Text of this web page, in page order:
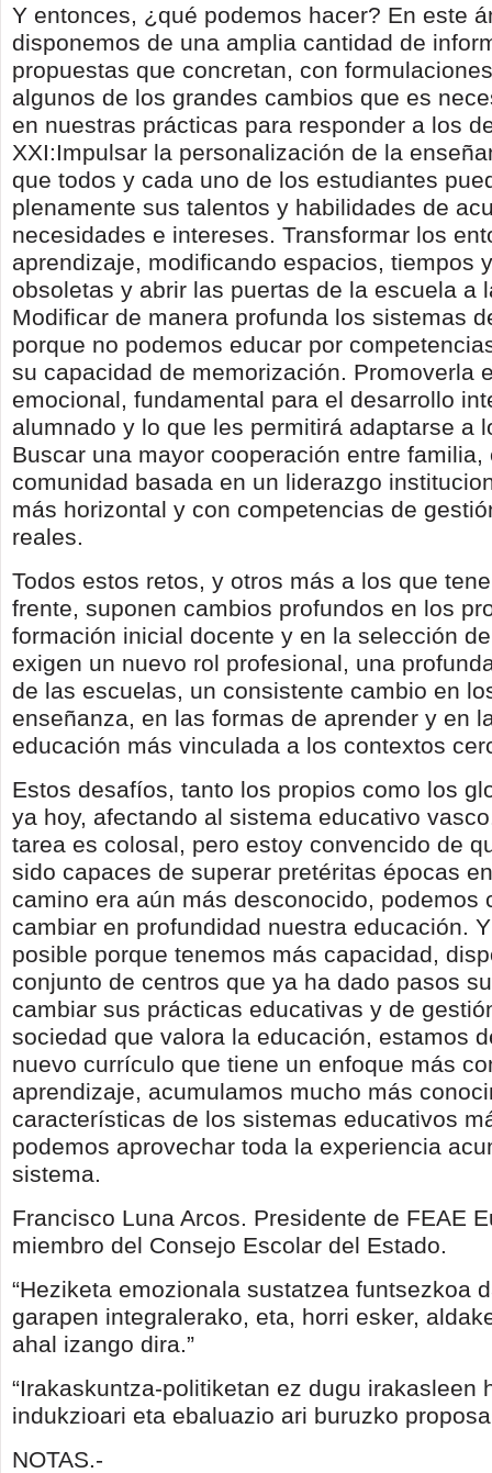
Y entonces, ¿qué podemos hacer? En este
disponemos de una amplia cantidad de
propuestas que concretan, con
algunos de los grandes cambios que es
en nuestras prácticas para responder a los
XXI:Impulsar la personalización de la
que todos y cada uno de los estudiantes
plenamente sus talentos y habilidades de
necesidades e intereses. Transformar los
aprendizaje, modificando espacios, tiempos
obsoletas y abrir las puertas de la escuela a
Modificar de manera profunda los sistemas
porque no podemos educar por
su capacidad de memorización. Promoverla
emocional, fundamental para el desarrollo
alumnado y lo que les permitirá adaptarse a
Buscar una mayor cooperación entre familia,
comunidad basada en un liderazgo
más horizontal y con competencias de
reales.
Todos estos retos, y otros más a los que
frente, suponen cambios profundos en los
formación inicial docente y en la selección
exigen un nuevo rol profesional, una
de las escuelas, un consistente cambio en
enseñanza, en las formas de aprender y en
educación más vinculada a los contextos
Estos desafíos, tanto los propios como los
ya hoy, afectando al sistema educativo
tarea es colosal, pero estoy convencido de
sido capaces de superar pretéritas épocas
camino era aún más desconocido, podemos
cambiar en profundidad nuestra educación.
posible porque tenemos más capacidad,
conjunto de centros que ya ha dado pasos
cambiar sus prácticas educativas y de
sociedad que valora la educación, estamos
nuevo currículo que tiene un enfoque más
aprendizaje, acumulamos mucho más
características de los sistemas educativos
podemos aprovechar toda la experiencia
sistema.
Francisco Luna Arcos. Presidente de FEAE
miembro del Consejo Escolar del Estado.
“Heziketa emozionala sustatzea funtsezkoa
garapen integralerako, eta, horri esker,
ahal izango dira.”
“Irakaskuntza-politiketan ez dugu irakasleen
indukzioari eta ebaluazio ari buruzko
NOTAS.-